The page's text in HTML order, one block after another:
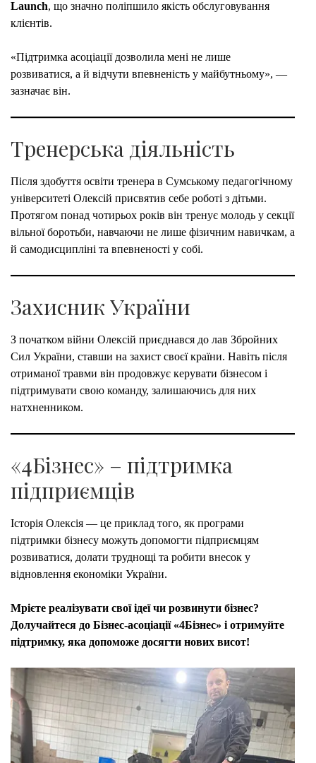
Launch, що значно поліпшило якість обслуговування
клієнтів.
«Підтримка асоціації дозволила мені не лише
розвиватися, а й відчути впевненість у майбутньому», —
зазначає він.
Тренерська діяльність
Після здобуття освіти тренера в Сумському педагогічному
університеті Олексій присвятив себе роботі з дітьми.
Протягом понад чотирьох років він тренує молодь у секції
вільної боротьби, навчаючи не лише фізичним навичкам, а
й самодисципліні та впевненості у собі.
Захисник України
З початком війни Олексій приєднався до лав Збройних
Сил України, ставши на захист своєї країни. Навіть після
отриманої травми він продовжує керувати бізнесом і
підтримувати свою команду, залишаючись для них
натхненником.
«4Бізнес» – підтримка
підприємців
Історія Олексія — це приклад того, як програми
підтримки бізнесу можуть допомогти підприємцям
розвиватися, долати труднощі та робити внесок у
відновлення економіки України.
Мрієте реалізувати свої ідеї чи розвинути бізнес?
Долучайтеся до Бізнес-асоціації «4Бізнес» і отримуйте
підтримку, яка допоможе досягти нових висот!